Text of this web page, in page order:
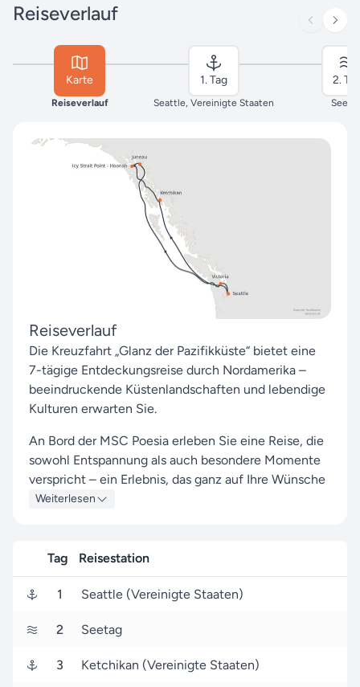
Reiseverlauf
Karte
Reiseverlauf
1. Tag
Seattle, Vereinigte Staaten
2.
Reiseverlauf
Die Kreuzfahrt „Glanz der Pazifikküste“ bietet eine
7-tägige Entdeckungsreise durch Nordamerika –
beeindruckende Küstenlandschaften und lebendige
Kulturen erwarten Sie.
An Bord der MSC Poesia erleben Sie eine Reise, die
sowohl Entspannung als auch besondere Momente
verspricht – ein Erlebnis, das ganz auf Ihre Wünsche
zugeschnitten ist.
Häfen von Seattle, Ketchikan und Juneau, die mit
einzigartigen Sehenswürdigkeiten und lebendigen
Eindrücken auf Sie warten.
Ihre Reise beginnt in Seattle (Vereinigte Staaten).
Am 10. August 2026 heben Sie ab und kehren nach
7 Tagen, am 17. August 2026, wieder nach Seattle
Weiterlesen
Tag Reisestation
1 Seattle (Vereinigte Staaten)
2 Seetag
3 Ketchikan (Vereinigte Staaten)